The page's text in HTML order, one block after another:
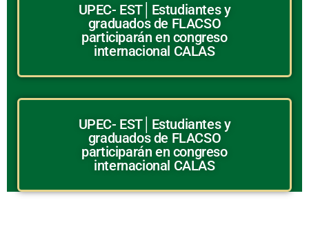
UPEC- EST│Estudiantes y
graduados de FLACSO
participarán en congreso
internacional CALAS
UPEC- EST│Estudiantes y
graduados de FLACSO
participarán en congreso
internacional CALAS